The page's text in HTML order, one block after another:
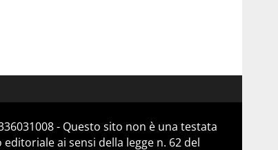
- Questo sito non è una testata
ai sensi della legge n. 62 del